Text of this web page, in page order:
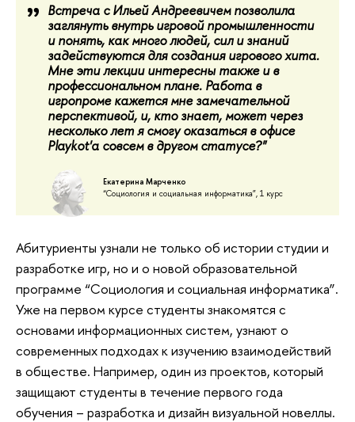
Встреча с Ильей Андреевичем позволила
заглянуть внутрь игровой промышленности
и понять, как много людей, сил и знаний
задействуются для создания игрового хита.
Мне эти лекции интересны также и в
профессиональном плане. Работа в
игропроме кажется мне замечательной
перспективой, и, кто знает, может через
несколько лет я смогу оказаться в офисе
Playkot'а совсем в другом статусе?"
Екатерина Марченко
“Социология и социальная информатика”, 1 курс
Абитуриенты узнали не только об истории студии и
разработке игр, но и о новой образовательной
программе “Социология и социальная информатика”.
Уже на первом курсе студенты знакомятся с
основами информационных систем, узнают о
современных подходах к изучению взаимодействий
в обществе. Например, один из проектов, который
защищают студенты в течение первого года
обучения – разработка и дизайн визуальной новеллы.